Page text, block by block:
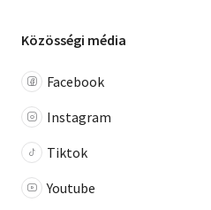
Közösségi média
Facebook
Instagram
Tiktok
Youtube